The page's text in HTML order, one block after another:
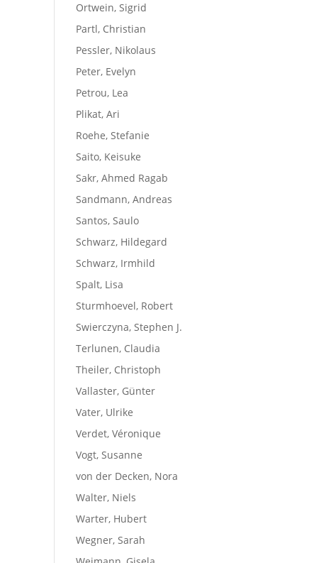
Ortwein, Sigrid
Partl, Christian
Pessler, Nikolaus
Peter, Evelyn
Petrou, Lea
Plikat, Ari
Roehe, Stefanie
Saito, Keisuke
Sakr, Ahmed Ragab
Sandmann, Andreas
Santos, Saulo
Schwarz, Hildegard
Schwarz, Irmhild
Spalt, Lisa
Sturmhoevel, Robert
Swierczyna, Stephen J.
Terlunen, Claudia
Theiler, Christoph
Vallaster, Günter
Vater, Ulrike
Verdet, Véronique
Vogt, Susanne
von der Decken, Nora
Walter, Niels
Warter, Hubert
Wegner, Sarah